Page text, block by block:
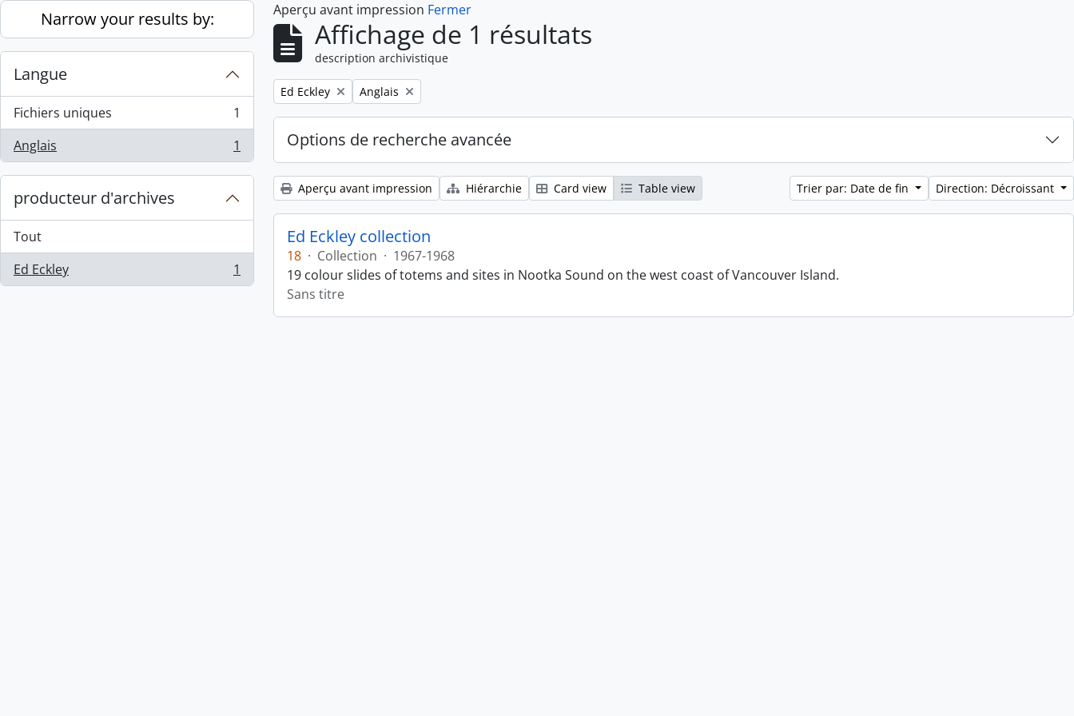
Skip to main content
Narrow your results by:
Langue
Fichiers uniques
, 1 résultats
1
Anglais
, 1 résultats 1
producteur d'archives
Tout
Ed Eckley
, 1 résultats 1
Aperçu avant impression Fermer
Affichage de 1 résultats
description archivistique
Remove filter:
Ed Eckley Remove filter:
Anglais
Options de recherche avancée
Aperçu avant impression Hiérarchie Card view Table view Trier par: Date de fin Direction: Décroissant
Ed Eckley collection
18 · Collection · 1967-1968
19 colour slides of totems and sites in Nootka Sound on the west coast of Vancouver Island.
Sans titre